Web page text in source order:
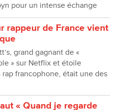
pour un intense échange
rappeur de France vient
grand gagnant de «
» sur Netflix et étoile
francophone, était une des
« Quand je regarde